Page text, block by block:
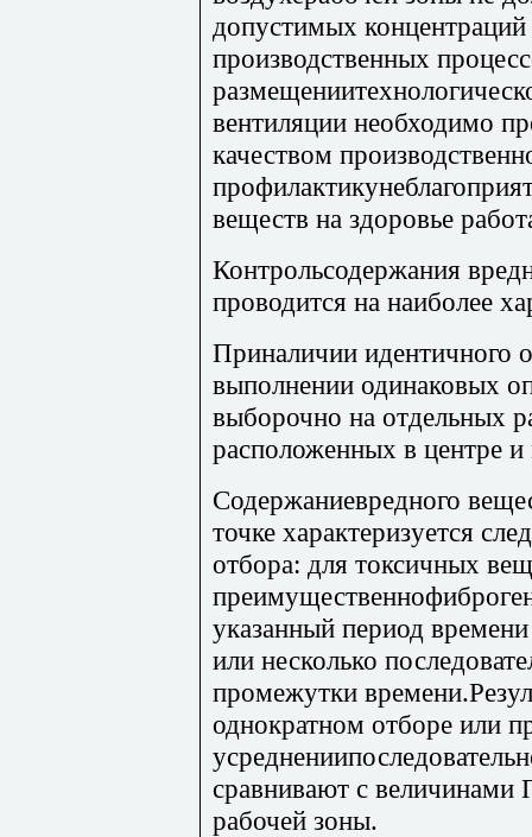
допустимых
производственных
вентиляции необходимо
качеством
веществ на здоровье
Контрольсодержания
проводится на наиболее
Приналичии идентичного
выполнении одинаковых
выборочно на отдельных
расположенных в центре
Содержаниевредного
точке характеризуется
отбора: для токсичных
указанный период
или несколько
промежутки
однократном отборе или
сравнивают с
рабочей зоны.